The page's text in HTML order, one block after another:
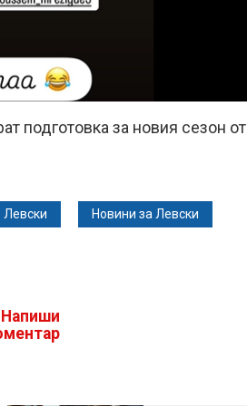
подготовка за новия сезон от
Левски Новини за Левски
Напиши